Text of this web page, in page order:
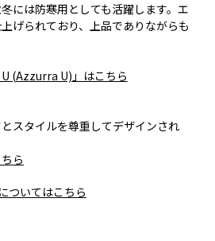
には防寒用としても活躍します。エ
げられており、上品でありながらも
(Azzurra U)」はこちら
スタイルを尊重してデザインされ
ら
ついてはこちら